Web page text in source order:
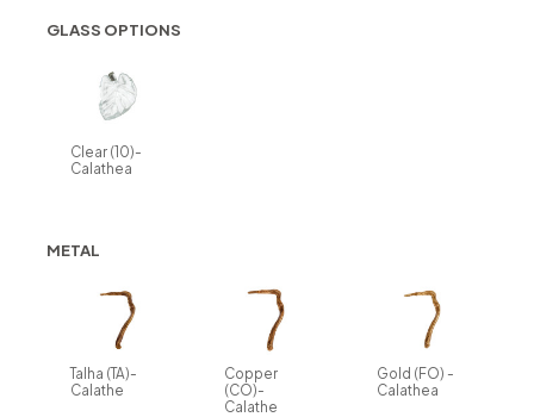
GLASS OPTIONS
Clear (10)-
Calathea
METAL
Talha (TA)-
Calathe
Copper
(CO)-
Calathe
Gold (FO) -
Calathea